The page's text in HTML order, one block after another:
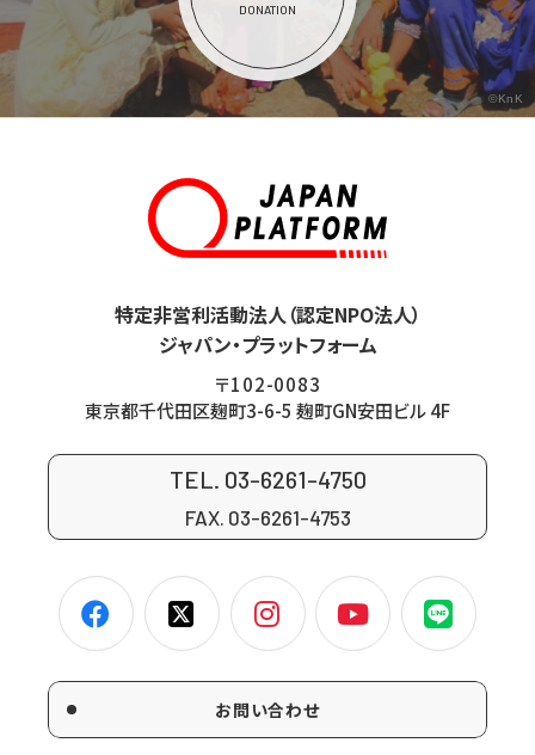
DONATION
©KnK
特定非営利活動法人（認定NPO法人）
ジャパン・プラットフォーム
〒102-0083
東京都千代田区麹町3-6-5 麹町GN安田ビル 4F
TEL. 03-6261-4750
FAX. 03-6261-4753
お問い合わせ